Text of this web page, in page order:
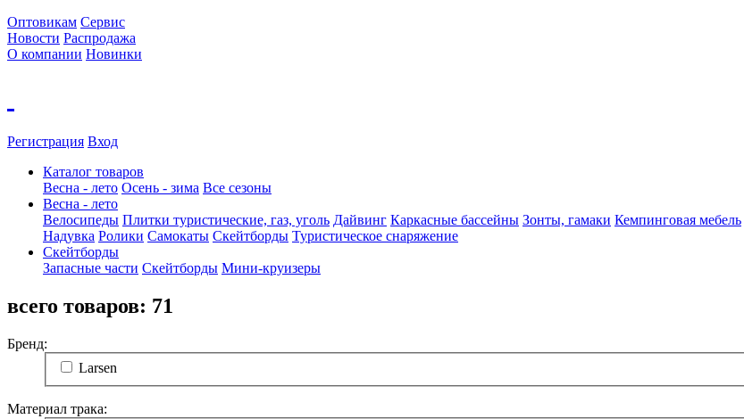
Оптовикам Сервис
Новости Распродажа
О компании Новинки
Регистрация Вход
Каталог товаров
Весна - лето Осень - зима Все сезоны
Весна - лето
Велосипеды Плитки туристические, газ, уголь Дайвинг Каркасные бассейны Зонты, гамаки Кемпинговая мебель
Надувка Ролики Самокаты Скейтборды Туристическое снаряжение
Скейтборды
Запасные части Скейтборды Мини-круизеры
всего товаров: 71
Бренд:
Larsen
Материал трака: